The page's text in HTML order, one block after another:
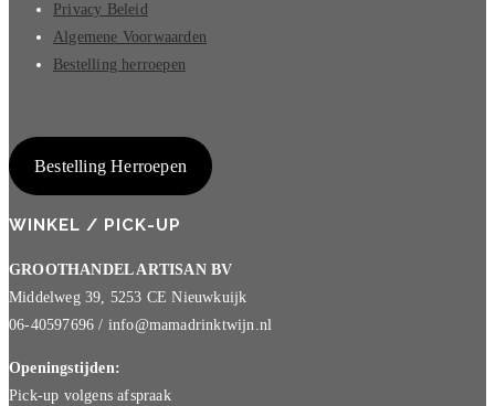
Privacy Beleid
Algemene Voorwaarden
Bestelling herroepen
Bestelling Herroepen
WINKEL / PICK-UP
GROOTHANDEL ARTISAN BV
Middelweg 39, 5253 CE Nieuwkuijk
06-40597696 / info@mamadrinktwijn.nl
Openingstijden:
Pick-up volgens afspraak